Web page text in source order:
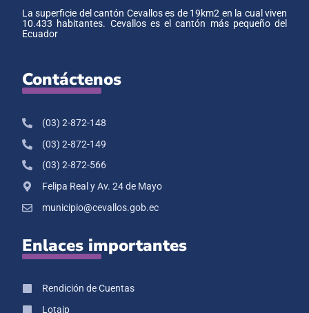
La superficie del cantón Cevallos es de 19km2 en la cual viven
10.433 habitantes. Cevallos es el cantón más pequeño del
Ecuador
Contáctenos
(03) 2-872-148
(03) 2-872-149
(03) 2-872-566
Felipa Real y Av. 24 de Mayo
municipio@cevallos.gob.ec
Enlaces importantes
Rendición de Cuentas
Lotaip